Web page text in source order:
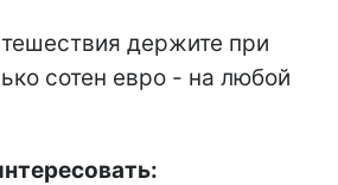
держите при
сотен евро - на любой